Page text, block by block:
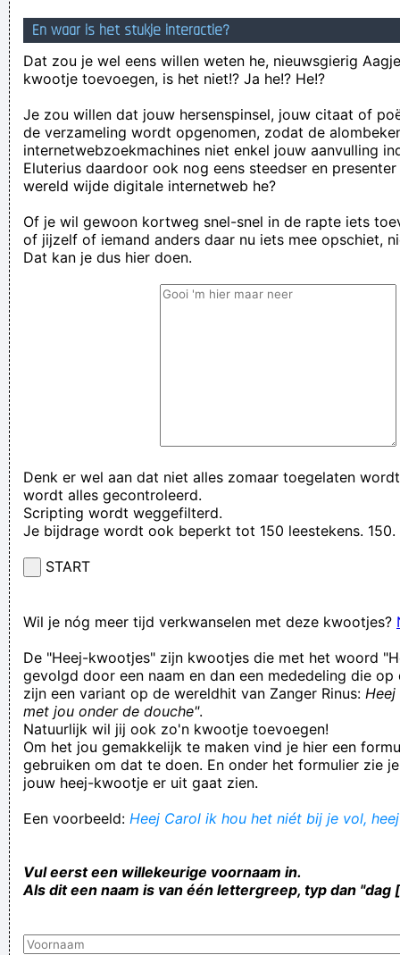
En waar is het stukje interactie?
Dat zou je wel eens willen weten he, nieuwsgierig
kwootje toevoegen, is het niet!? Ja he!? He!?
Je zou willen dat jouw hersenspinsel, jouw citaat of
de verzameling wordt opgenomen, zodat de
internetwebzoekmachines niet enkel jouw aanvulling
Eluterius daardoor ook nog eens steedser en
wereld wijde digitale internetweb he?
Of je wil gewoon kortweg snel-snel in de rapte iets
of jijzelf of iemand anders daar nu iets mee opschiet,
Dat kan je dus hier doen.
Denk er wel aan dat niet alles zomaar toegelaten
wordt alles gecontroleerd.
Scripting wordt weggefilterd.
Je bijdrage wordt ook beperkt tot 150 leestekens. 150.
START
Wil je nóg meer tijd verkwanselen met deze kwootjes?
De "Heej-kwootjes" zijn kwootjes die met het woord
gevolgd door een naam en dan een mededeling die op
zijn een variant op de wereldhit van Zanger Rinus:
met jou onder de douche".
Natuurlijk wil jij ook zo'n kwootje toevoegen!
Om het jou gemakkelijk te maken vind je hier een
gebruiken om dat te doen. En onder het formulier zie
jouw heej-kwootje er uit gaat zien.
Een voorbeeld: Heej Carol ik hou het niét bij je vol,
Vul eerst een willekeurige voornaam in.
Als dit een naam is van één lettergreep, typ dan "dag